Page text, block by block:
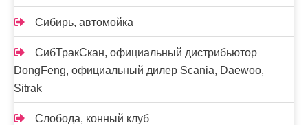
Сибирь, автомойка
СибТракСкан, официальный дистрибьютор
DongFeng, официальный дилер Scania, Daewoo,
Sitrak
Слобода, конный клуб